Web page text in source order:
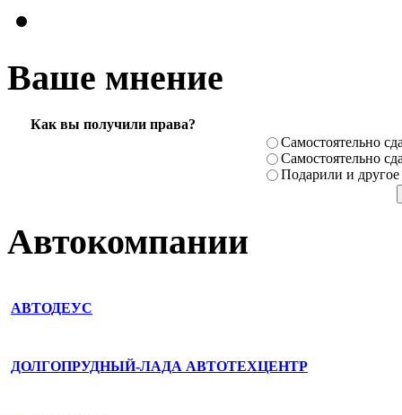
Ваше мнение
Как вы получили права?
Самостоя­тельно
Самостоя­тельно
Подарили­ и другое
Автокомпании
АВТОДЕУС
ДОЛГОПРУДНЫЙ-ЛАДА АВТОТЕХЦЕНТР